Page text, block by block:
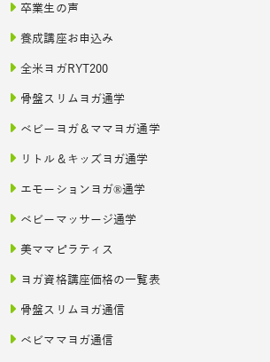
卒業生の声
養成講座お申込み
全米ヨガRYT200
骨盤スリムヨガ通学
ベビーヨガ＆ママヨガ通学
リトル＆キッズヨガ通学
エモーションヨガ®通学
ベビーマッサージ通学
美ママピラティス
ヨガ資格講座価格の一覧表
骨盤スリムヨガ通信
ベビママヨガ通信